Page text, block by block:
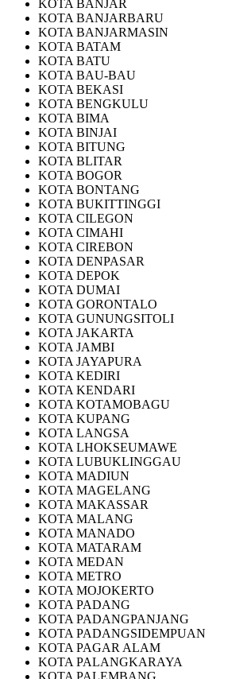
KOTA BANJAR
KOTA BANJARBARU
KOTA BANJARMASIN
KOTA BATAM
KOTA BATU
KOTA BAU-BAU
KOTA BEKASI
KOTA BENGKULU
KOTA BIMA
KOTA BINJAI
KOTA BITUNG
KOTA BLITAR
KOTA BOGOR
KOTA BONTANG
KOTA BUKITTINGGI
KOTA CILEGON
KOTA CIMAHI
KOTA CIREBON
KOTA DENPASAR
KOTA DEPOK
KOTA DUMAI
KOTA GORONTALO
KOTA GUNUNGSITOLI
KOTA JAKARTA
KOTA JAMBI
KOTA JAYAPURA
KOTA KEDIRI
KOTA KENDARI
KOTA KOTAMOBAGU
KOTA KUPANG
KOTA LANGSA
KOTA LHOKSEUMAWE
KOTA LUBUKLINGGAU
KOTA MADIUN
KOTA MAGELANG
KOTA MAKASSAR
KOTA MALANG
KOTA MANADO
KOTA MATARAM
KOTA MEDAN
KOTA METRO
KOTA MOJOKERTO
KOTA PADANG
KOTA PADANGPANJANG
KOTA PADANGSIDEMPUAN
KOTA PAGAR ALAM
KOTA PALANGKARAYA
KOTA PALEMBANG